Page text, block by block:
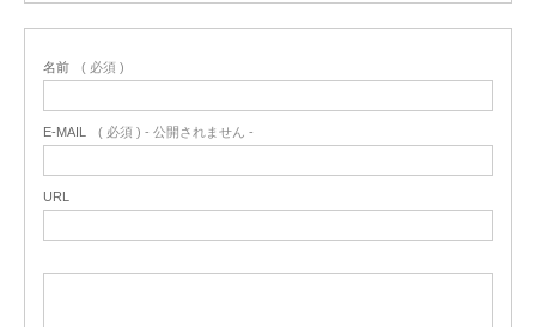
名前 ( 必須 )
E-MAIL ( 必須 ) - 公開されません -
URL